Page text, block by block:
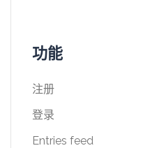
功能
注册
登录
Entries feed